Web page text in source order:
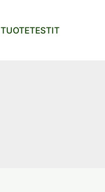
TUOTETESTIT